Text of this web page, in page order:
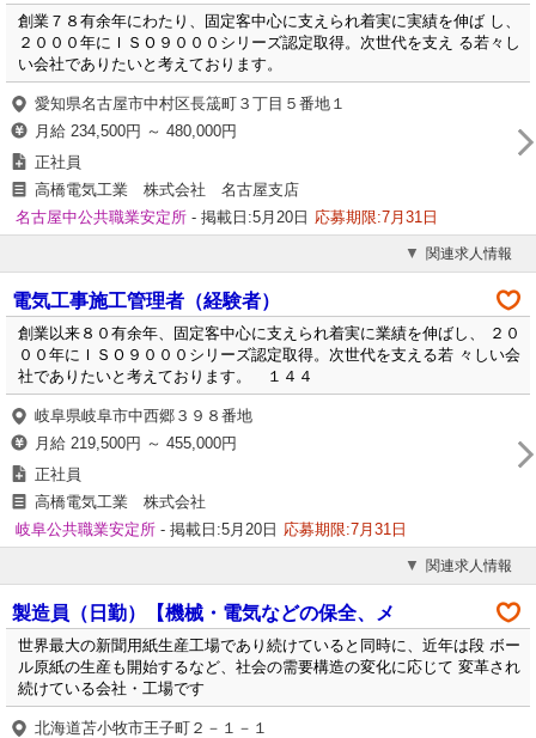
創業７８有余年にわたり、固定客中心に支えられ着実に実績を伸ば し、
２０００年にＩＳＯ９０００シリーズ認定取得。次世代を支え る若々し
い会社でありたいと考えております。
愛知県名古屋市中村区長筬町３丁目５番地１
月給 234,500円 ～ 480,000円
正社員
高橋電気工業 株式会社 名古屋支店
名古屋中公共職業安定所 - 掲載日:5月20日 応募期限:7月31日
関連求人情報
電気工事施工管理者（経験者）
創業以来８０有余年、固定客中心に支えられ着実に業績を伸ばし、 ２０
００年にＩＳＯ９０００シリーズ認定取得。次世代を支える若 々しい会
社でありたいと考えております。 １４４
岐阜県岐阜市中西郷３９８番地
月給 219,500円 ～ 455,000円
正社員
高橋電気工業 株式会社
岐阜公共職業安定所 - 掲載日:5月20日 応募期限:7月31日
関連求人情報
製造員（日勤）【機械・電気などの保全、メ
世界最大の新聞用紙生産工場であり続けていると同時に、近年は段 ボー
ル原紙の生産も開始するなど、社会の需要構造の変化に応じて 変革され
続けている会社・工場です
北海道苫小牧市王子町２－１－１